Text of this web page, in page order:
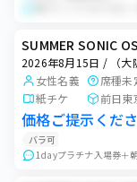
SUMMER SONIC
2026年8月15日 / （大
女性名義
席種未
紙チケ
価格ご提示くだ
バラ可